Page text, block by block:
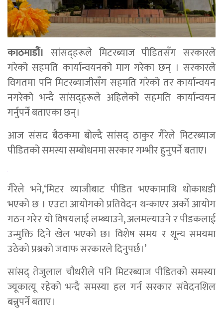
काठमाडौं। सांसद्हरूले मिटरब्याज पीडितसँग सरकारले
गरेको सहमति कार्यान्वयनको माग गरेका छन् । सरकारले
विगतमा पनि मिटरब्याजीसँग सहमति गरेको तर कार्यान्वयन
नगरेको भन्दै सांसद्हरूले अहिलेको सहमति कार्यान्वयन
गर्नुपर्ने बताएका छन्।
आज संसद बैठकमा बोल्दै सांसद् ठाकुर गैरेले मिटरब्याज
पीडितको समस्या सम्बोधनमा सरकार गम्भीर हुनुपर्ने बताए।
गैरेले भने,‘मिटर व्याजीबाट पीडित भएकामाथि धोकाधडी
भएको छ । एउटा आयोगको प्रतिवेदन थन्काएर अर्को आयोग
गठन गरेर यो विषयलाई लम्ब्याउने, अलमल्याउने र पीडकलाई
उन्मुक्ति दिने खेल भएको छ। विशेष समय र शून्य समयमा
उठेको प्रश्नको जवाफ सरकारले दिनुपर्छ।’
सांसद् तेजुलाल चौधरीले पनि मिटरब्याज पीडितको समस्या
ज्यूकात्यू रहेको भन्दै समस्या हल गर्न सरकार संवेदनशिल
बन्नुपर्ने बताए।